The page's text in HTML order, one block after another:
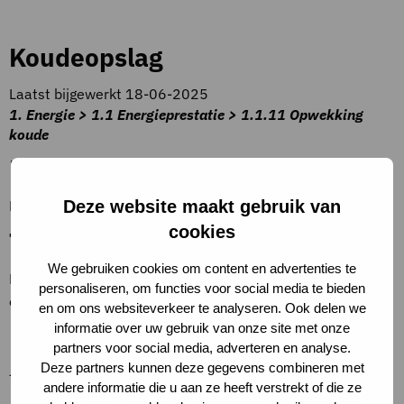
Deze website maakt gebruik van
cookies
We gebruiken cookies om content en advertenties te
personaliseren, om functies voor social media te bieden
en om ons websiteverkeer te analyseren. Ook delen we
informatie over uw gebruik van onze site met onze
partners voor social media, adverteren en analyse.
Deze partners kunnen deze gegevens combineren met
andere informatie die u aan ze heeft verstrekt of die ze
Koudeopslag
Laatst bijgewerkt 18-06-2025
1. Energie > 1.1 Energieprestatie > 1.1.11 Opwekking
koude
Beschrijving criteria
Minder dan 100% duurzame koude bron
Toelichting op criteria
Koudeopslag zonder lokaal geproduceerde duurzame
elektriciteit.
Definities
–